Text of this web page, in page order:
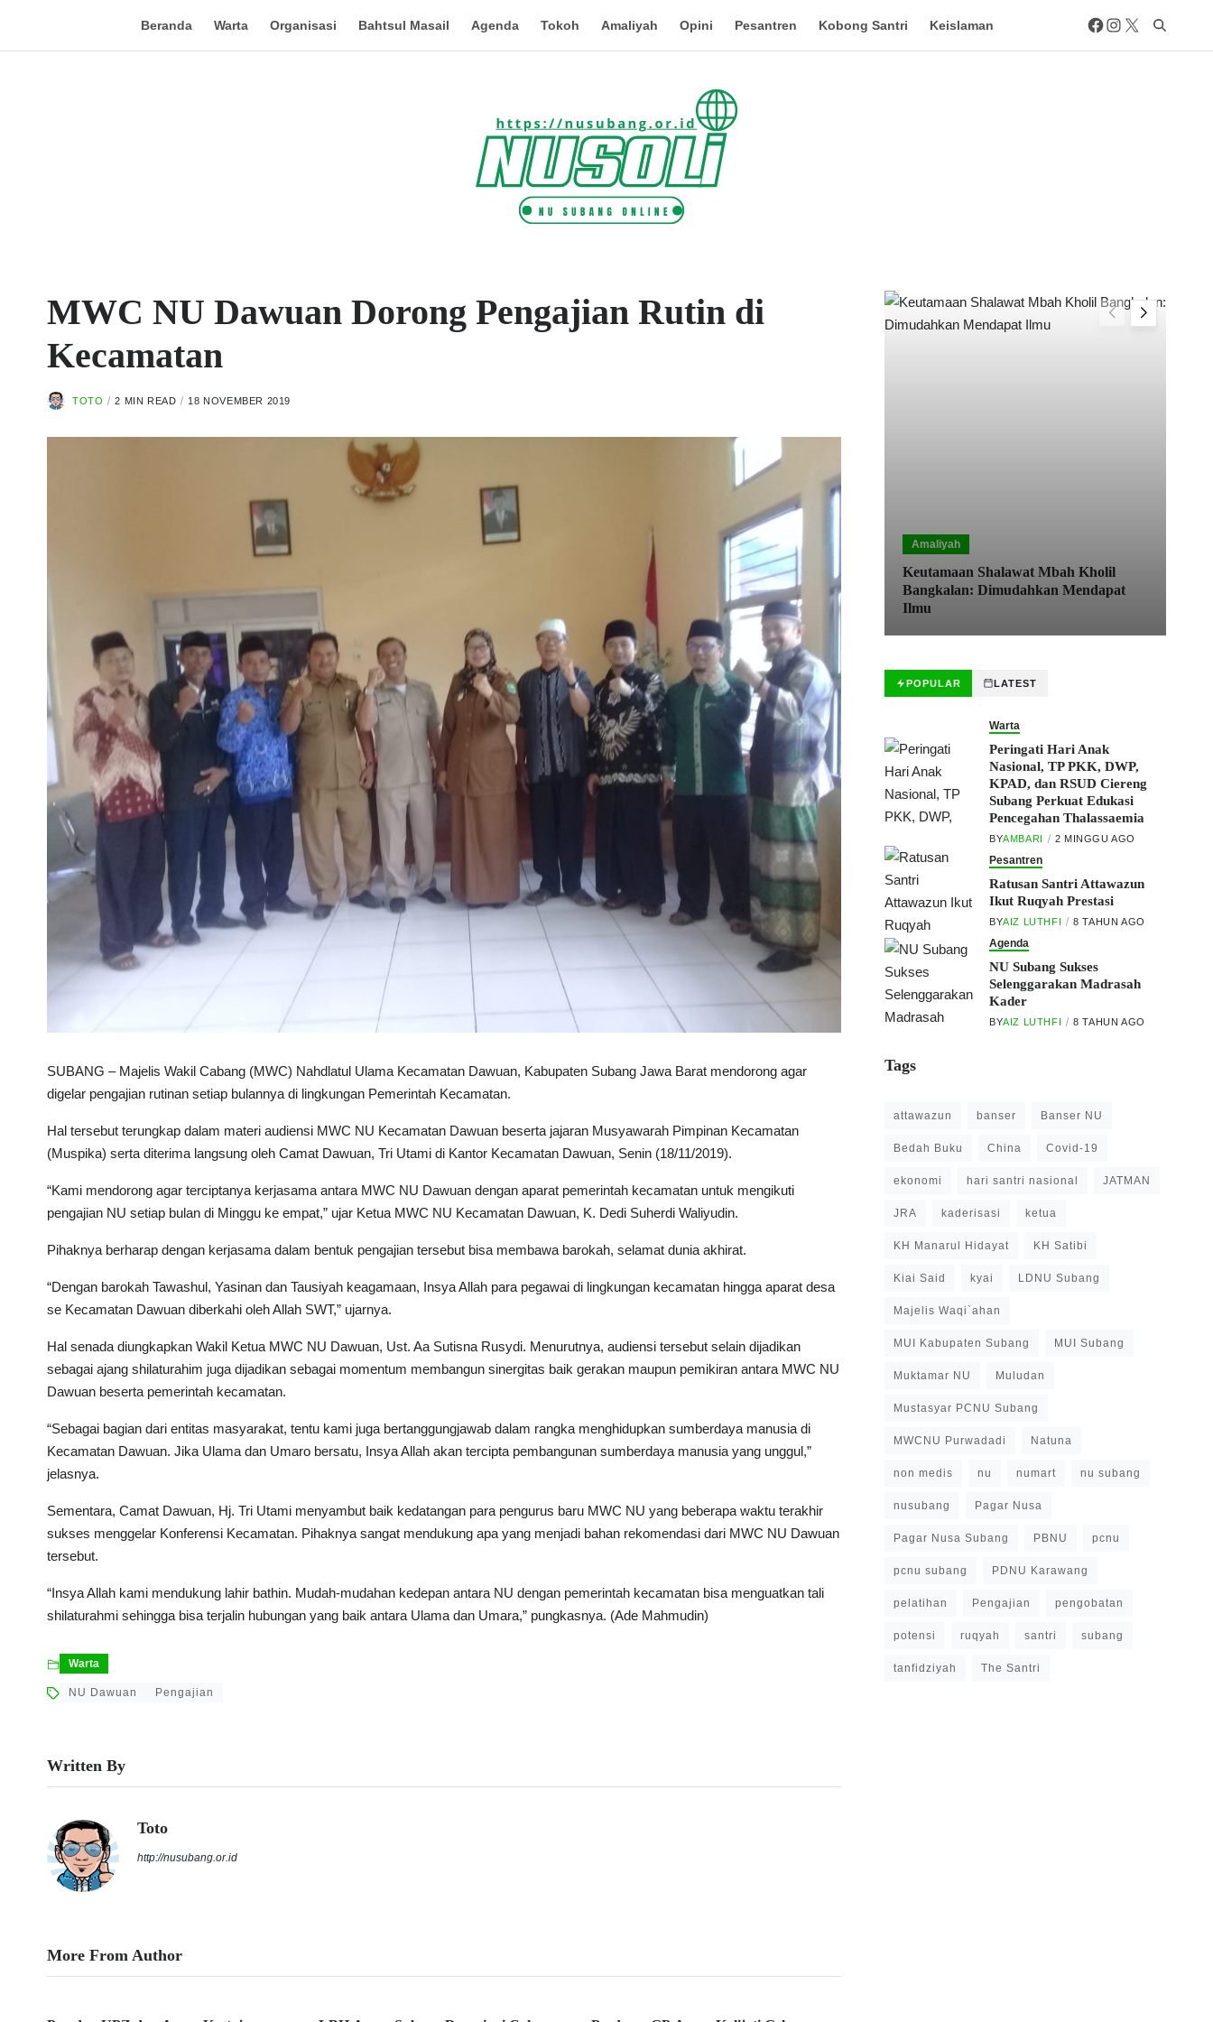
Beranda Warta Organisasi Bahtsul Masail Agenda Tokoh Amaliyah Opini Pesantren Kobong Santri Keislaman
MWC NU Dawuan Dorong Pengajian Rutin di
Kecamatan
TOTO 2 MIN READ 18 NOVEMBER 2019
SUBANG – Majelis Wakil Cabang (MWC) Nahdlatul Ulama Kecamatan Dawuan, Kabupaten Subang Jawa Barat mendorong agar
digelar pengajian rutinan setiap bulannya di lingkungan Pemerintah Kecamatan.
Hal tersebut terungkap dalam materi audiensi MWC NU Kecamatan Dawuan beserta jajaran Musyawarah Pimpinan Kecamatan
(Muspika) serta diterima langsung oleh Camat Dawuan, Tri Utami di Kantor Kecamatan Dawuan, Senin (18/11/2019).
“Kami mendorong agar terciptanya kerjasama antara MWC NU Dawuan dengan aparat pemerintah kecamatan untuk mengikuti
pengajian NU setiap bulan di Minggu ke empat,” ujar Ketua MWC NU Kecamatan Dawuan, K. Dedi Suherdi Waliyudin.
Pihaknya berharap dengan kerjasama dalam bentuk pengajian tersebut bisa membawa barokah, selamat dunia akhirat.
“Dengan barokah Tawashul, Yasinan dan Tausiyah keagamaan, Insya Allah para pegawai di lingkungan kecamatan hingga aparat desa
se Kecamatan Dawuan diberkahi oleh Allah SWT,” ujarnya.
Hal senada diungkapkan Wakil Ketua MWC NU Dawuan, Ust. Aa Sutisna Rusydi. Menurutnya, audiensi tersebut selain dijadikan
sebagai ajang shilaturahim juga dijadikan sebagai momentum membangun sinergitas baik gerakan maupun pemikiran antara MWC NU
Dawuan beserta pemerintah kecamatan.
“Sebagai bagian dari entitas masyarakat, tentu kami juga bertanggungjawab dalam rangka menghidupkan sumberdaya manusia di
Kecamatan Dawuan. Jika Ulama dan Umaro bersatu, Insya Allah akan tercipta pembangunan sumberdaya manusia yang unggul,”
jelasnya.
Sementara, Camat Dawuan, Hj. Tri Utami menyambut baik kedatangan para pengurus baru MWC NU yang beberapa waktu terakhir
sukses menggelar Konferensi Kecamatan. Pihaknya sangat mendukung apa yang menjadi bahan rekomendasi dari MWC NU Dawuan
tersebut.
“Insya Allah kami mendukung lahir bathin. Mudah-mudahan kedepan antara NU dengan pemerintah kecamatan bisa menguatkan tali
shilaturahmi sehingga bisa terjalin hubungan yang baik antara Ulama dan Umara,” pungkasnya. (Ade Mahmudin)
Warta
NU Dawuan Pengajian
Written By
Toto
http://nusubang.or.id
More From Author
Amaliyah
Keutamaan Shalawat Mbah Kholil
Bangkalan: Dimudahkan Mendapat
Ilmu
POPULAR LATEST
Warta
Peringati Hari Anak
Nasional, TP PKK, DWP,
KPAD, dan RSUD Ciereng
Subang Perkuat Edukasi
Pencegahan Thalassaemia
BYAMBARI 2 MINGGU AGO
Pesantren
Ratusan Santri Attawazun
Ikut Ruqyah Prestasi
BYAIZ LUTHFI 8 TAHUN AGO
Agenda
NU Subang Sukses
Selenggarakan Madrasah
Kader
BYAIZ LUTHFI 8 TAHUN AGO
Tags
attawazun banser Banser NU
Bedah Buku China Covid-19
ekonomi hari santri nasional JATMAN
JRA kaderisasi ketua
KH Manarul Hidayat KH Satibi
Kiai Said kyai LDNU Subang
Majelis Waqi`ahan
MUI Kabupaten Subang MUI Subang
Muktamar NU Muludan
Mustasyar PCNU Subang
MWCNU Purwadadi Natuna
non medis nu numart nu subang
nusubang Pagar Nusa
Pagar Nusa Subang PBNU pcnu
pcnu subang PDNU Karawang
pelatihan Pengajian pengobatan
potensi ruqyah santri subang
tanfidziyah The Santri